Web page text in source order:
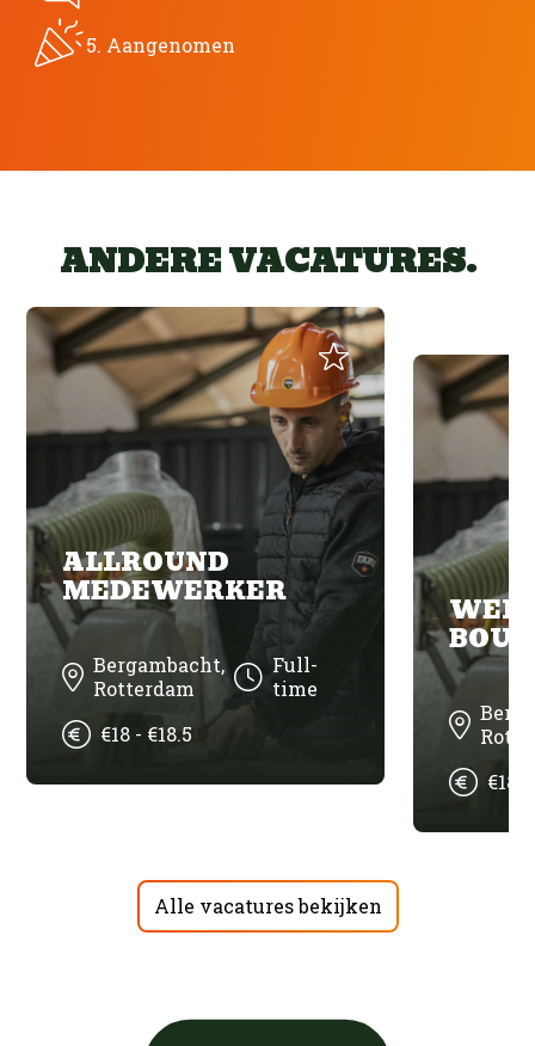
5. Aangenomen
ANDERE VACATURES.
ALLROUND
MEDEWERKER
Bergambacht,
Rotterdam
Full-
time
€18 - €18.5
€18 -
Alle vacatures bekijken